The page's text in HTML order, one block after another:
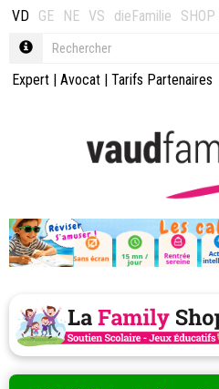
VD GE NE VS dieFamilie SHOP
Expert | Avocat | Tarifs Partenaires